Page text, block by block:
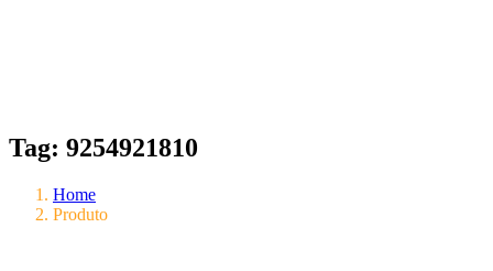
Tag: 9254921810
Home
Produto